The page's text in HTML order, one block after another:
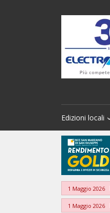
Edizioni locali
1 Maggio 2026
1 Maggio 2026